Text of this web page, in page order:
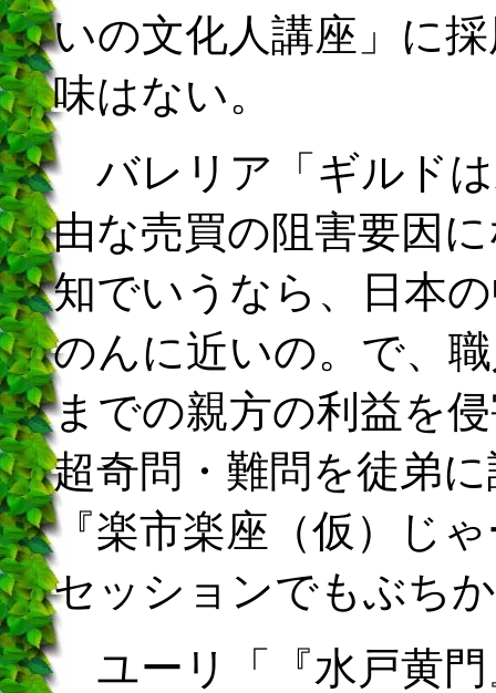
いの文化人講座」に
味はない。
バレリア「ギルドは
由な売買の阻害要因
知でいうなら、日本
のんに近いの。で、
までの親方の利益を
超奇問・難問を徒弟
『楽市楽座（仮）じ
セッションでもぶち
ユーリ「『水戸黄門